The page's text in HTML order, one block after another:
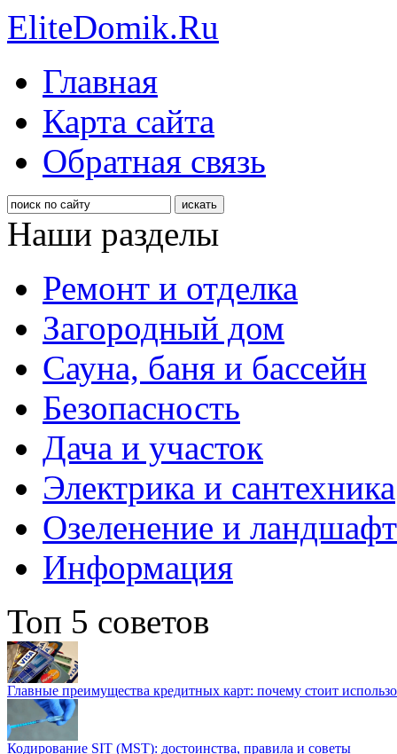
EliteDomik.Ru
Главная
Карта сайта
Обратная связь
Наши разделы
Ремонт и отделка
Загородный дом
Сауна, баня и бассейн
Безопасность
Дача и участок
Электрика и сантехника
Озеленение и
Информация
Топ 5 советов
Главные преимущества кредитных карт: почему стоит
Кодирование SIT (MST): достоинства, правила и советы